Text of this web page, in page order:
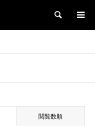
検索
閲覧数順